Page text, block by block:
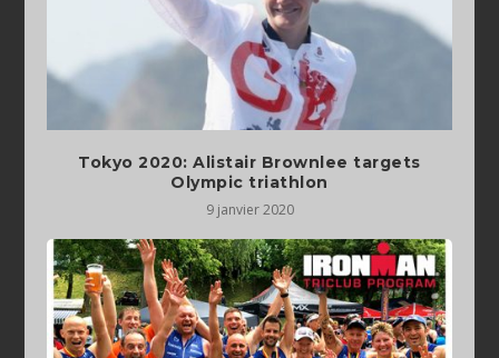
Tokyo 2020: Alistair Brownlee targets
Olympic triathlon
9 janvier 2020